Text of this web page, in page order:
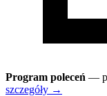
Program poleceń —
szczegóły →